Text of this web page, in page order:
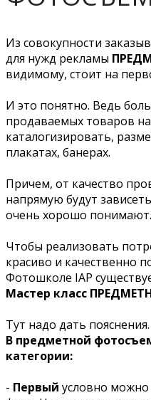
Из совокупности
для нужд рекламы
видимому, стоит на
И это понятно. Ведь
продаваемых товаров
каталогизировать,
плакатах, банерах.
Причем, от качество
напрямую будут
очень хорошо понимают.
Чтобы реализовать
красиво и качественно
Фотошколе IAP
Мастер класс
Тут надо дать пояснения.
В предметной
категории:
- Первый условно